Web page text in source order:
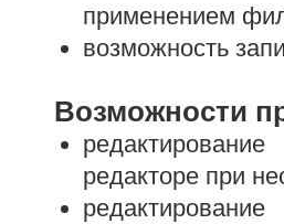
применением
возможность
Возможности
редакторе при